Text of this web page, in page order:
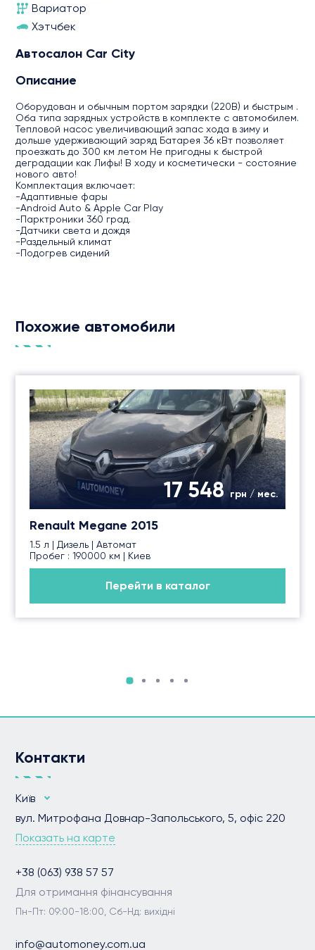
Вариатор
Хэтчбек
Автосалон Car City
Описание
Оборудован и обычным портом зарядки (220В) и быстрым .
Оба типа зарядных устройств в комплекте с автомобилем.
Тепловой насос увеличивающий запас хода в зиму и
дольше удерживающий заряд Батарея 36 кВт позволяет
проезжать до 300 км летом Не пригодны к быстрой
деградации как Лифы! В ходу и косметически - состояние
нового авто!
Комплектация включает:
-Адаптивные фары
-Android Auto & Apple Car Play
-Парктроники 360 град.
-Датчики света и дождя
-Раздельный климат
-Подогрев сидений
Похожие автомобили
17 548грн / мес.
Renault Megane 2015
1.5 л | Дизель | Автомат
Пробег : 190000 км | Киев
Перейти в каталог
Контакти
Київ
вул. Митрофана Довнар-Запольського, 5, офіс 220
Показать на карте
+38 (063) 938 57 57
Для отримання фінансування
Пн-Пт: 09:00-18:00, Сб-Нд: вихідні
info@automoney.com.ua